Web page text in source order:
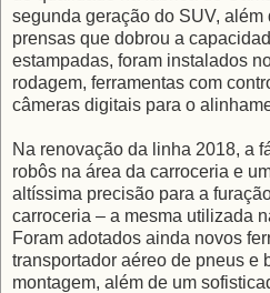
segunda geração do SUV,
prensas que dobrou a
estampadas, foram instalados
rodagem, ferramentas com
câmeras digitais para o
Na renovação da linha 2018, a
robôs na área da carroceria e
altíssima precisão para a
carroceria – a mesma utilizada
Foram adotados ainda novos
transportador aéreo de pneus e
montagem, além de um